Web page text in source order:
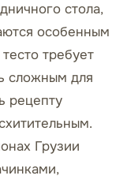
стола,
особенным
требует
сложным для
рецепту
Грузии